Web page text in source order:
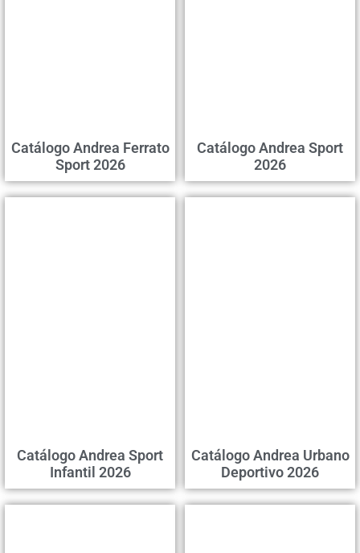
Catálogo Andrea Ferrato
Sport 2026
Catálogo Andrea Sport
2026
Catálogo Andrea Sport
Infantil 2026
Catálogo Andrea Urbano
Deportivo 2026